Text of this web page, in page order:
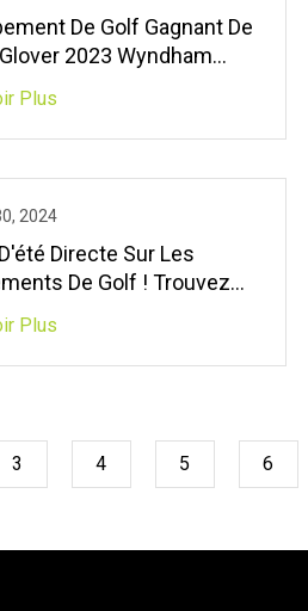
De Golf Gagnant De
2023 Wyndham
Plus
2024
Directe Sur Les
De Golf ! Trouvez
Plus
3 4 5 6